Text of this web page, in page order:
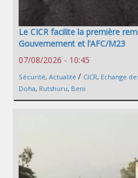
Le CICR facilite la première
Gouvernement et l’AFC/M23
07/08/2026 - 10:45
Sécurité, Actualité / CICR, Echange
Doha, Rutshuru, Beni